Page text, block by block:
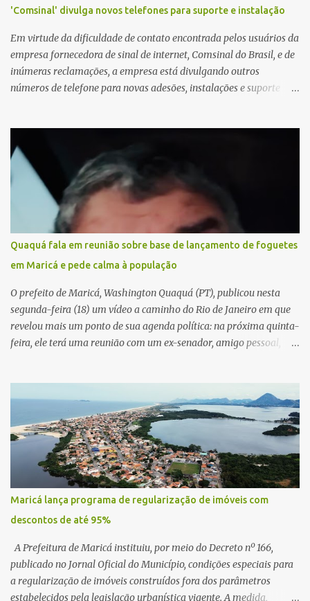
'Comsinal' divulga novos telefones para suporte e instalação
Em virtude da dificuldade de contato encontrada pelos usuários da
empresa fornecedora de sinal de internet, Comsinal do Brasil, e de
inúmeras reclamações, a empresa está divulgando outros
números de telefone para novas adesões, instalações e suporte
Quaquá fala em reunião sobre base de lançamento de foguetes
em Maricá e pede calma à população
O prefeito de Maricá, Washington Quaquá (PT), publicou nesta
segunda-feira (18) um vídeo a caminho do Rio de Janeiro em que
revelou mais um ponto de sua agenda política: na próxima quinta-
feira, ele terá uma reunião com um ex-senador, amigo pessoal,
atenção pela ousadia do projeto, que colocaria Maricá em um
novo patamar de visibilidade tecnológica e estratégica. Segundo
Quaquá, a conversa será o início de um debate maior sobre a
viabilidade dessa estrutura na cidade. Durante o vídeo, o prefeito
também respondeu às críticas que vem recebendo. Segundo ele,
muitas pessoas estão dizendo que promete muito, mas não estaria
entregando resultados imediatos. Quaquá pediu paciência e
garantiu que os frutos começarão a aparecer em breve. “O pessoal
fala que eu prometo muito, mas não faço nada. Eu digo: calma.
Vocês Esperam, daqui a um ano o que será feito em Mari...
Maricá lança programa de regularização de imóveis com
descontos de até 95%
A Prefeitura de Maricá instituiu, por meio do Decreto nº 166,
publicado no Jornal Oficial do Município, condições especiais para
a regularização de imóveis construídos fora dos parâmetros
estabelecidos pela legislação urbanística vigente. A medida,